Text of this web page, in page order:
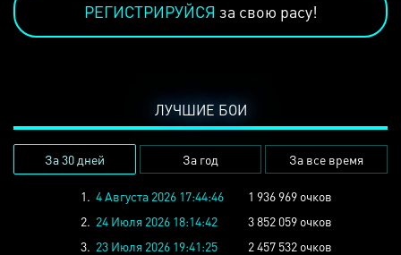
РЕГИСТРИРУЙСЯ за свою расу!
ЛУЧШИЕ БОИ
За 30 дней За год За все время
1. 4 Августа 2026 17:44:46
1 936 969 очков
2. 24 Июля 2026 18:14:42
3 852 059 очков
3. 23 Июля 2026 19:41:25
2 457 532 очков